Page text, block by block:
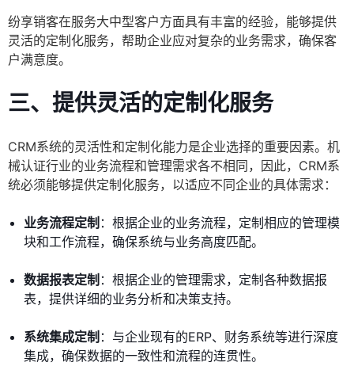
纷享销客在服务大中型客户方面具有丰富的经验，能够提供
灵活的定制化服务，帮助企业应对复杂的业务需求，确保客
户满意度。
三、提供灵活的定制化服务
CRM系统的灵活性和定制化能力是企业选择的重要因素。机
械认证行业的业务流程和管理需求各不相同，因此，CRM系
统必须能够提供定制化服务，以适应不同企业的具体需求：
业务流程定制 ：根据企业的业务流程，定制相应的管理模
块和工作流程，确保系统与业务高度匹配。
数据报表定制 ：根据企业的管理需求，定制各种数据报
表，提供详细的业务分析和决策支持。
系统集成定制 ：与企业现有的ERP、财务系统等进行深度
集成，确保数据的一致性和流程的连贯性。